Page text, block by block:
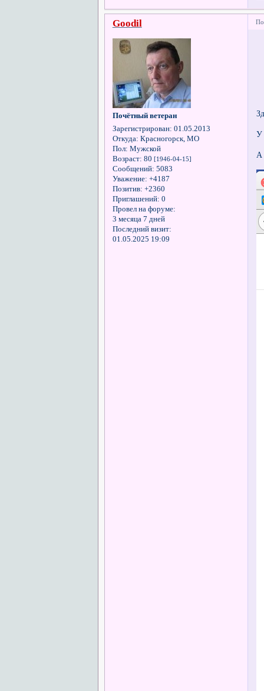
Goodil
Почётный ветеран
Зарегистрирован: 01.05.2013
Откуда: Красногорск, МО
Пол: Мужской
Возраст: 80 [1946-04-15]
Сообщений: 5083
Уважение: +4187
Позитив: +2360
Приглашений: 0
Провел на форуме:
3 месяца 7 дней
Последний визит:
01.05.2025 19:09
У
А